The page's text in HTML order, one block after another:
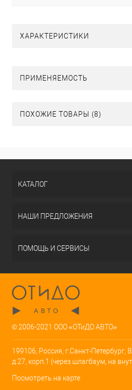
ХАРАКТЕРИСТИКИ
ПРИМЕНЯЕМОСТЬ
ПОХОЖИЕ ТОВАРЫ (8)
КАТАЛОГ
НАШИ ПРЕДЛОЖЕНИЯ
ПОМОЩЬ И СЕРВИСЫ
© 2006-2021 ООО «ОТиДО АВТО»
199106, Россия, г.Санкт-Петербург,
д.27, корп.1 (через шлагбаум, на
Посмотреть на карте